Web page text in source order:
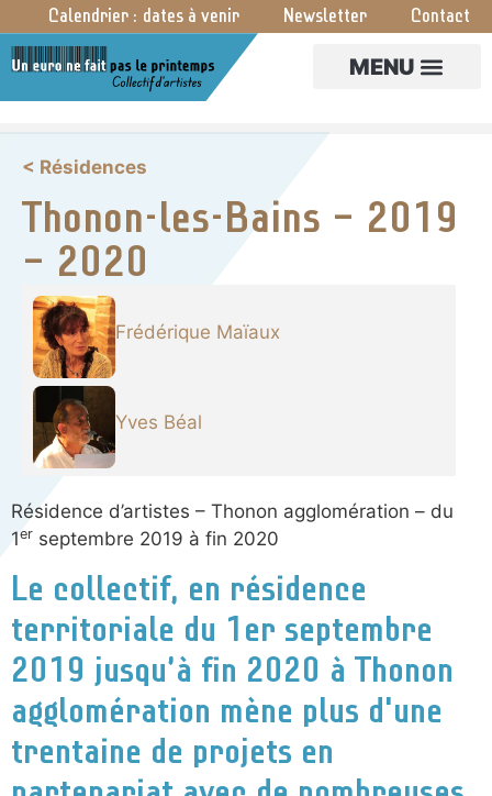
Calendrier : dates à venir Newsletter Contact
< Résidences
Thonon-les-Bains – 2019
– 2020
Frédérique Maïaux
Yves Béal
Résidence d’artistes – Thonon agglomération – du
1er septembre 2019 à fin 2020
Le collectif, en résidence
territoriale du 1er septembre
2019 jusqu’à fin 2020 à Thonon
agglomération mène plus d'une
trentaine de projets en